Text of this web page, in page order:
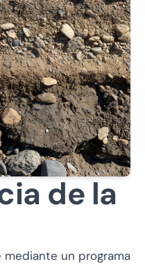
de la
un programa